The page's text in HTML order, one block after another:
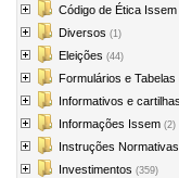
Código de Ética Issem
Diversos (1)
Eleições (44)
Formulários e Tabelas
Informativos e cartilhas
Informações Issem (2)
Instruções Normativas
Investimentos (359)